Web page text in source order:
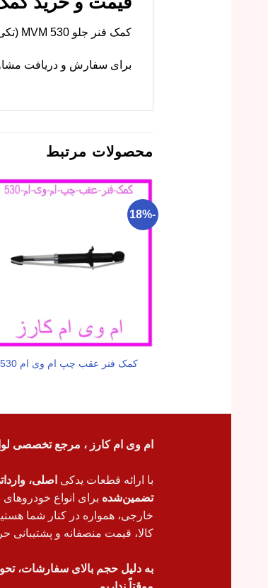
کمک فنر جلو MVM 530 (تکی) در فروشگاه ما با کیفیت اصلی موجود است. ام وی ام کارز این قطعه را با گارانتی عرضه میکند.
برای سفارش و دریافت
محصولات مرتبط
-18%
کمک فنر عقب چپ ام وی ام 530
ام وی ام کارز ، مرجع تخصصی
با ارائه قطعات یدکی اصلی،
تضمین‌شده برای انواع
خارجی، همواره در کنار شما
کالا، قیمت منصفانه و پشتیبانی
به دلیل حجم بالای سفارشات،